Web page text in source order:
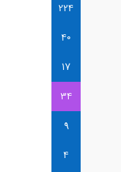
224
40
17
34
9
4